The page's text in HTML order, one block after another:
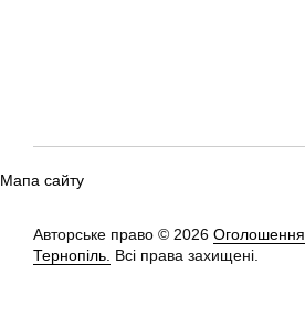
Мапа сайту
Авторське право © 2026 Оголошення
Тернопіль. Всі права захищені.